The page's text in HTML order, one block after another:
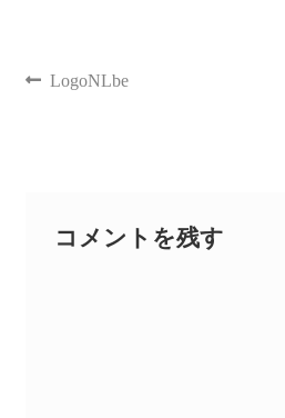
パンフレット・カード入れ
ブログ
LogoNLbe
コメントを残す